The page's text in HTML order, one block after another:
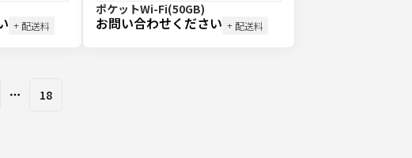
+ 配送料
ポケットWi-Fi(50GB)
お問い合わせください + 配送料
More pages
18